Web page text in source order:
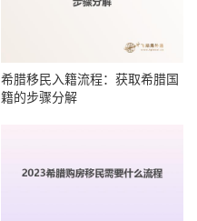
希腊移民入籍流程：获取希腊国
籍的步骤分解